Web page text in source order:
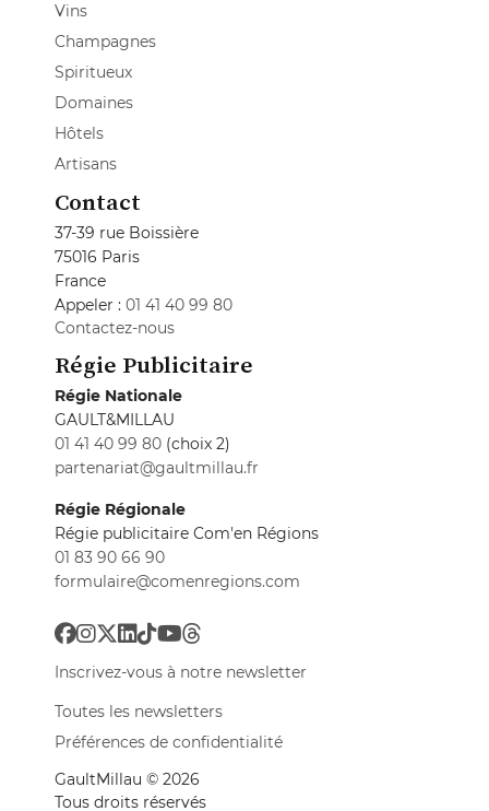
Vins
Champagnes
Spiritueux
Domaines
Hôtels
Artisans
Contact
37-39 rue Boissière
75016 Paris
France
Appeler : 01 41 40 99 80
Contactez-nous
Régie Publicitaire
Régie Nationale
GAULT&MILLAU
01 41 40 99 80 (choix 2)
partenariat@gaultmillau.fr
Régie Régionale
Régie publicitaire Com'en Régions
01 83 90 66 90
formulaire@comenregions.com
Inscrivez-vous à notre newsletter
Toutes les newsletters
Préférences de confidentialité
GaultMillau © 2026
Tous droits réservés